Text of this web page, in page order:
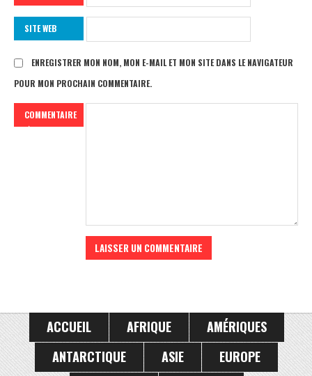
SITE WEB
ENREGISTRER MON NOM, MON E-MAIL ET MON SITE DANS LE NAVIGATEUR
POUR MON PROCHAIN COMMENTAIRE.
COMMENTAIRE
ACCUEIL AFRIQUE
AMÉRIQUES
ANTARCTIQUE
ASIE
EUROPE